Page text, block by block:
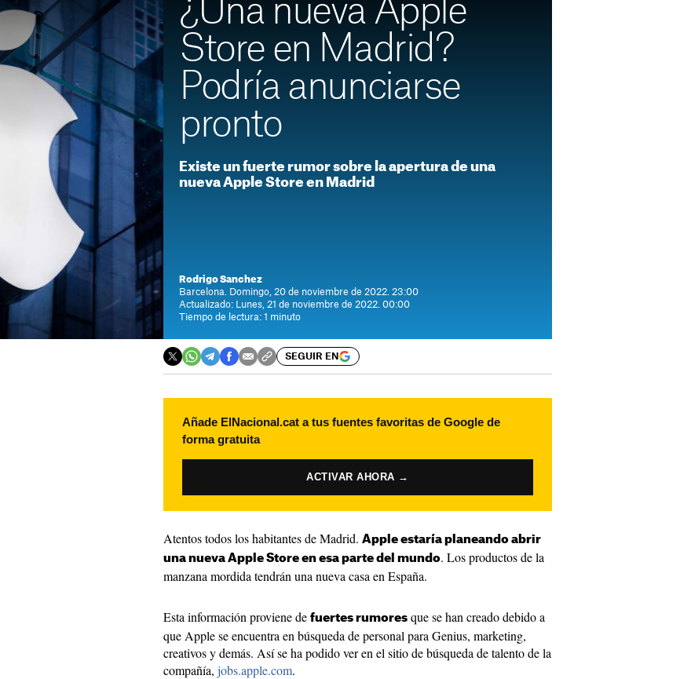
¿Una nueva Apple
Store en Madrid?
Podría anunciarse
pronto
Existe un fuerte rumor sobre la apertura de una
nueva Apple Store en Madrid
Rodrigo Sanchez
Barcelona. Domingo, 20 de noviembre de 2022. 23:00
Actualizado: Lunes, 21 de noviembre de 2022. 00:00
Tiempo de lectura: 1 minuto
SEGUIR EN
Añade ElNacional.cat a tus fuentes favoritas de Google de
forma gratuita
ACTIVAR AHORA →
Atentos todos los habitantes de Madrid. Apple estaría planeando abrir
una nueva Apple Store en esa parte del mundo. Los productos de la
manzana mordida tendrán una nueva casa en España.
Esta información proviene de fuertes rumores que se han creado debido a
que Apple se encuentra en búsqueda de personal para Genius, marketing,
creativos y demás. Así se ha podido ver en el sitio de búsqueda de talento de la
compañía, jobs.apple.com.